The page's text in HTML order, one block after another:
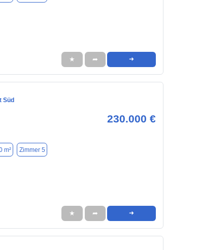
★ ➦ ➜
Süd
230.000 €
m² Zimmer 5
★ ➦ ➜